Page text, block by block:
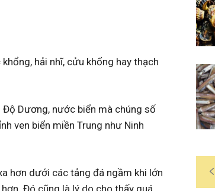
hải nhĩ, cửu khổng hay thạch
Dương, nước biển mà chúng số
ven biển miền Trung như Ninh
hơn dưới các tảng đá ngầm khi lớn
Đó cũng là lý do cho thấy quá